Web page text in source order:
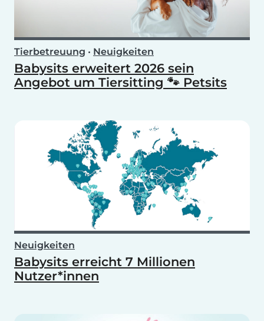
Tierbetreuung • Neuigkeiten
Babysits erweitert 2026 sein
Angebot um Tiersitting 🐾 Petsits
Neuigkeiten
Babysits erreicht 7 Millionen
Nutzer*innen